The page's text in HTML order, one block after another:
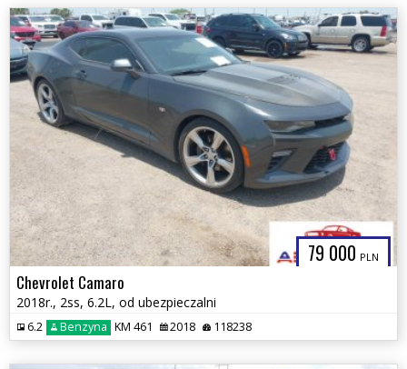
79 000 PLN
Chevrolet Camaro
2018r., 2ss, 6.2L, od ubezpieczalni
6.2 Benzyna KM 461 2018 118238